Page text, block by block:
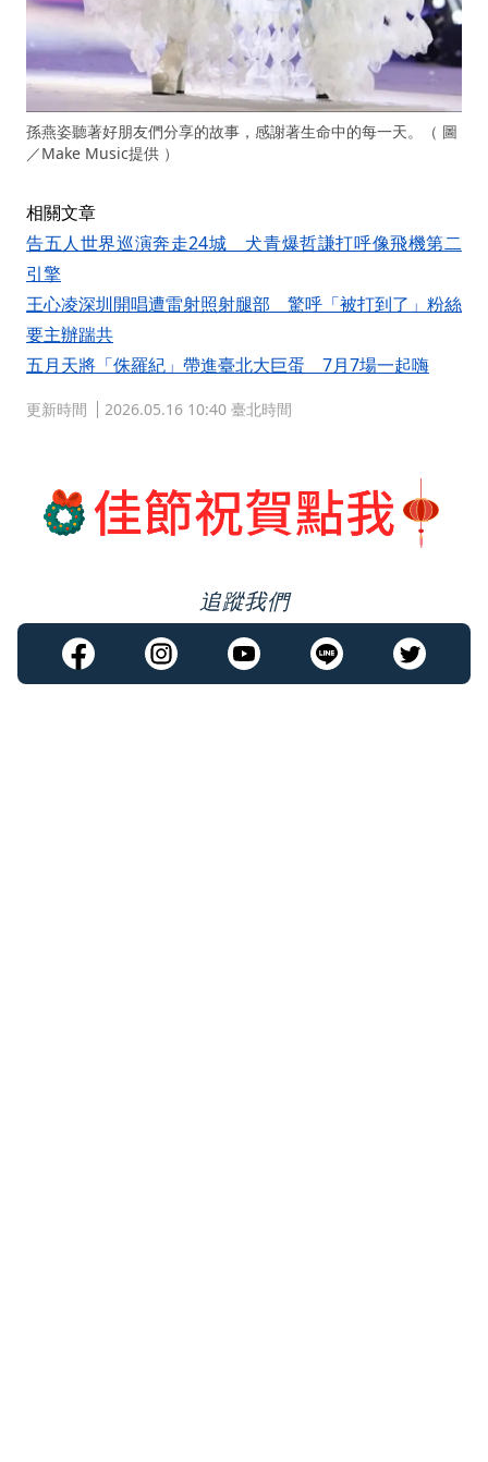
孫燕姿聽著好朋友們分享的故事，感謝著生命中的每一天。（ 圖
／Make Music提供 ）
相關文章
告五人世界巡演奔走24城 犬青爆哲謙打呼像飛機第二
引擎
王心凌深圳開唱遭雷射照射腿部 驚呼「被打到了」粉絲
要主辦踹共
五月天將「侏羅紀」帶進臺北大巨蛋 7月7場一起嗨
更新時間 2026.05.16 10:40 臺北時間
追蹤我們